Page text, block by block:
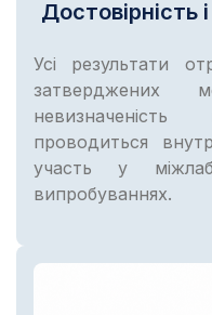
Достовірність
Усі результати
затверджених
невизначеність
проводиться
участь у
випробуваннях.